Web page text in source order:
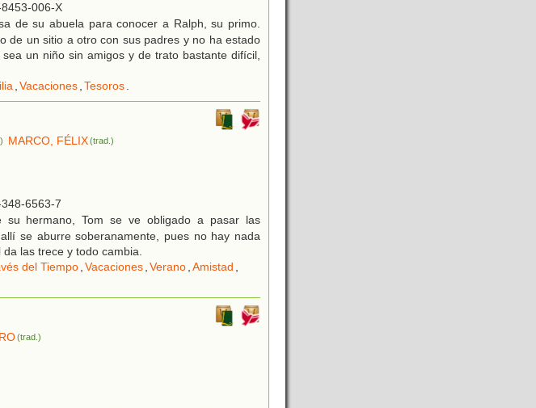
006-X
de su abuela para conocer a Ralph, su primo.
de un sitio a otro con sus padres y no ha estado
un niño sin amigos y de trato bastante difícil,
,Vacaciones,Tesoros.
MARCO, FÉLIX (trad.)
6563-7
su hermano, Tom se ve obligado a pasar las
se aburre soberanamente, pues no hay nada
las trece y todo cambia.
del Tiempo,Vacaciones,Verano,Amistad ,
(trad.)